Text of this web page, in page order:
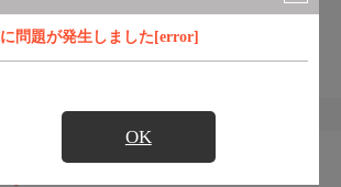
問題が発生しました[error]
OK
すすめ番組
情報